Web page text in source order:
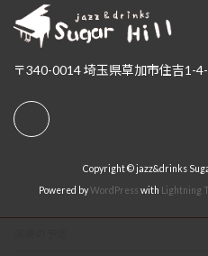
〒340-0014 埼玉県草加市住吉1-
Copyright © jazz&drinks
Powered byWordPress with Lightning